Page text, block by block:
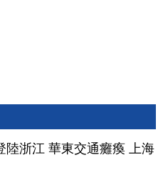
陸浙江 華東交通癱瘓 上海